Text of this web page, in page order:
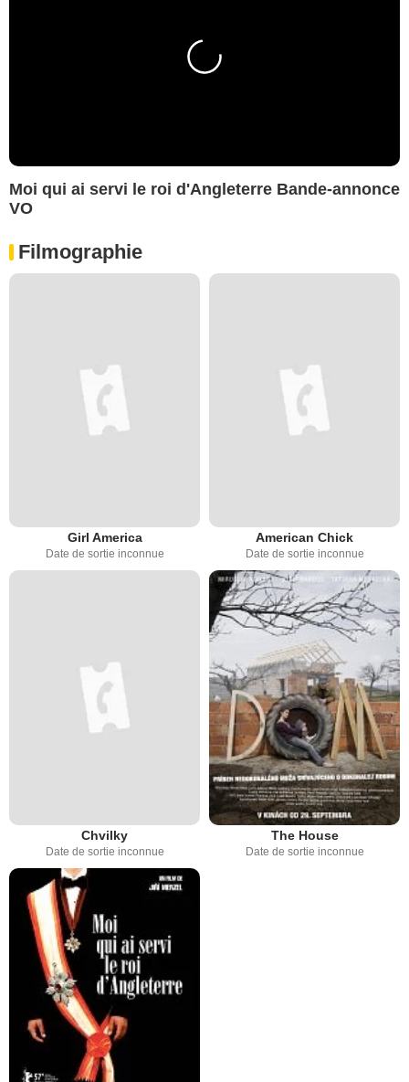
Moi qui ai servi le roi d'Angleterre Bande-annonce
VO
Filmographie
Girl America
Date de sortie inconnue
American Chick
Date de sortie inconnue
Chvilky
Date de sortie inconnue
The House
Date de sortie inconnue